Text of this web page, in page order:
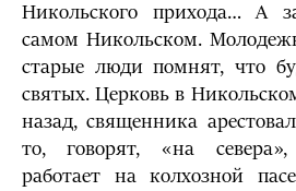
Никольского прихода… А
самом Никольском.
старые люди помнят, что
святых. Церковь в
назад, священника
то, говорят, «на
работает на колхозной